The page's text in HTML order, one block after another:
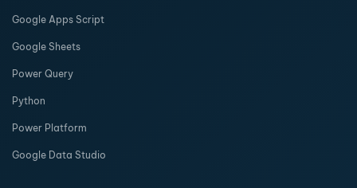
Google Apps Script
Google Sheets
Power Query
Python
Power Platform
Google Data Studio